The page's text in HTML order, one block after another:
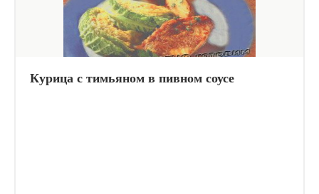
Курица с тимьяном в пивном соусе